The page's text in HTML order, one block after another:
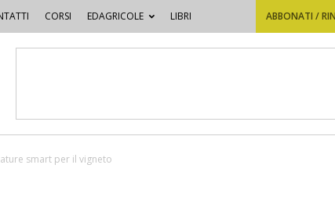
CORSI EDAGRICOLE LIBRI ABBONATI /
smart per il vigneto